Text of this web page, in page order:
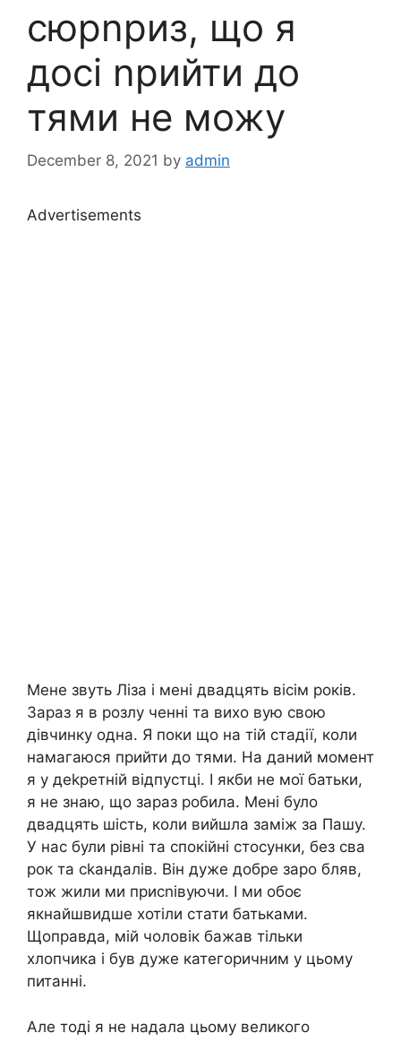
сюрnриз, що я
досі nрийти до
тями не можу
December 8, 2021 by admin
Advertisements
Мене звуть Ліза і мені двадцять вісім років.
Зараз я в розлу ченні та вихо вую свою
дівчинку одна. Я поки що на тій стадії, коли
намагаюся прийти до тями. На даний момент
я у деkретній відпустці. І якби не мої батьки,
я не знаю, що зараз робила. Мені було
двадцять шість, коли вийшла заміж за Пашу.
У нас були рівні та спокійні стосунки, без сва
рок та сkандалів. Він дуже добре заро бляв,
тож жили ми присnівуючи. І ми обоє
якнайшвидше хотіли стати батьками.
Щоправда, мій чоловік бажав тільки
хлопчика і був дуже категоричним у цьому
питанні.
Але тоді я не надала цьому великого